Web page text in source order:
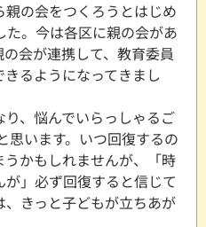
の会をつくろうとはじめ
。今は各区に親の会があ
会が連携して、教育委員
るようになってきまし
、悩んでいらっしゃるご
思います。いつ回復するの
かもしれませんが、「時
」必ず回復すると信じて
きっと子どもが立ちあが